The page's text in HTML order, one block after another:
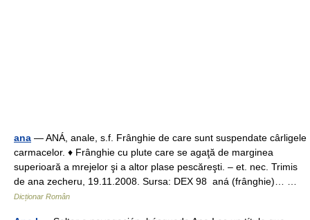
ana — ANÁ, anale, s.f. Frânghie de care sunt suspendate cârligele
carmacelor. ♦ Frânghie cu plute care se agaţă de marginea
superioară a mrejelor şi a altor plase pescăreşti. – et. nec. Trimis
de ana zecheru, 19.11.2008. Sursa: DEX 98 aná (frânghie)… …
Dicționar Român